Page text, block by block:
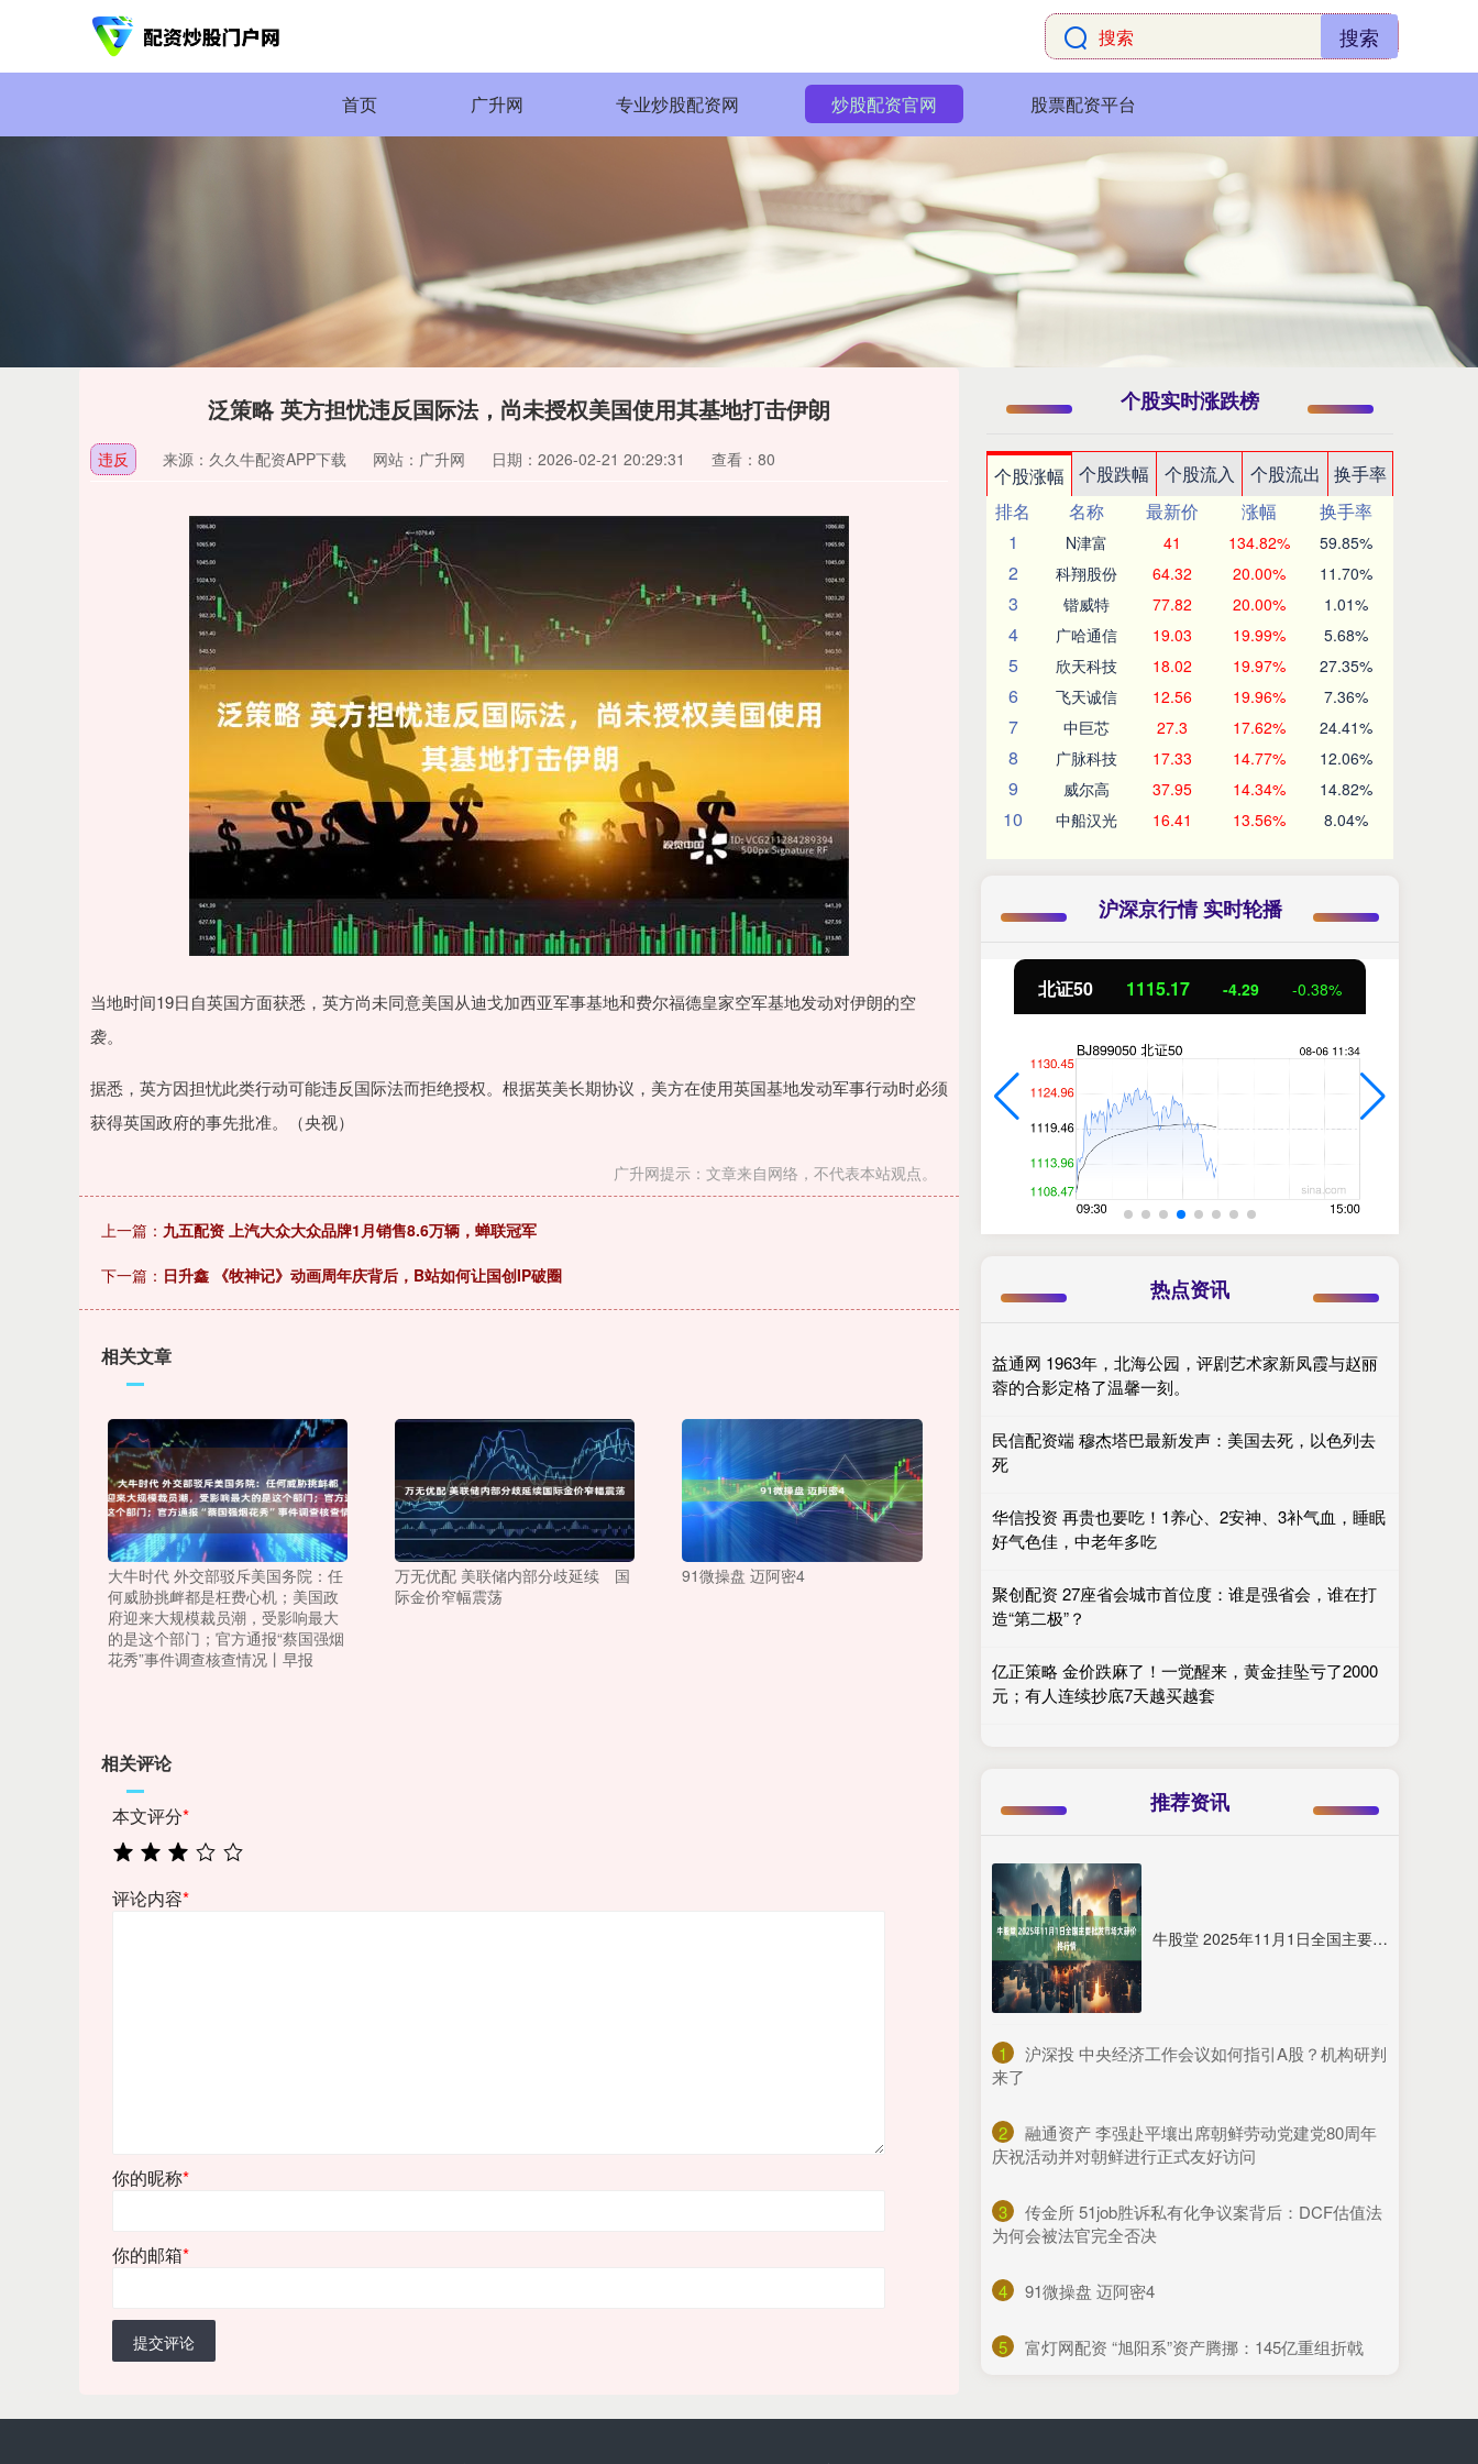
搜索
首页 广升网 专业炒股配资网 炒股配资官网 股票配资平台
泛策略 英方担忧违反国际法，尚未授权美国使用其基地打击伊朗
违反 来源：久久牛配资APP下载 网站：广升网 日期：2026-02-21 20:29:31 查看：80
当地时间19日自英国方面获悉，英方尚未同意美国从迪戈加西亚军事基地和费尔福德皇家空军基地发动对伊朗的空
袭。
据悉，英方因担忧此类行动可能违反国际法而拒绝授权。根据英美长期协议，美方在使用英国基地发动军事行动时必须
获得英国政府的事先批准。（央视）
广升网提示：文章来自网络，不代表本站观点。
上一篇： 九五配资 上汽大众大众品牌1月销售8.6万辆，蝉联冠军
下一篇： 日升鑫 《牧神记》动画周年庆背后，B站如何让国创IP破圈
相关文章
大牛时代 外交部驳斥美国务院：任
何威胁挑衅都是枉费心机；美国政
府迎来大规模裁员潮，受影响最大
的是这个部门；官方通报“蔡国强烟
花秀”事件调查核查情况丨早报
万无优配 美联储内部分歧延续 国
际金价窄幅震荡
91微操盘 迈阿密4
相关评论
本文评分*
评论内容*
你的昵称*
你的邮箱*
提交评论
个股实时涨跌榜
个股涨幅 个股跌幅 个股流入 个股流出
换手率
排名
名称 最新价 涨幅
换手率
1
N津富 41 134.82% 59.85%
2 科翔股份 64.32 20.00% 11.70%
3 锴威特 77.82 20.00% 1.01%
4 广哈通信 19.03 19.99% 5.68%
5 欣天科技 18.02 19.97% 27.35%
6 飞天诚信 12.56 19.96% 7.36%
7 中巨芯 27.3 17.62% 24.41%
8 广脉科技 17.33 14.77% 12.06%
9 威尔高 37.95 14.34% 14.82%
10 中船汉光 16.41 13.56% 8.04%
沪深京行情 实时轮播
深证成指 14070.78 -73.43 -0.52% 沪深300 4637.89 -20.27 -0.44% 北证50 1115.17 -4.29 -0.38%
热点资讯
益通网 1963年，北海公园，评剧艺术家新凤霞与赵丽
蓉的合影定格了温馨一刻。
民信配资端 穆杰塔巴最新发声：美国去死，以色列去
死
华信投资 再贵也要吃！1养心、2安神、3补气血，睡眠
好气色佳，中老年多吃
聚创配资 27座省会城市首位度：谁是强省会，谁在打
造“第二极”？
亿正策略 金价跌麻了！一觉醒来，黄金挂坠亏了2000
元；有人连续抄底7天越买越套
推荐资讯
牛股堂 2025年11月1日全国主要批发市场大蒜价格行情
1
​沪深投 中央经济工作会议如何指引A股？机构研判
来了
2
​融通资产 李强赴平壤出席朝鲜劳动党建党80周年
庆祝活动并对朝鲜进行正式友好访问
3
​传金所 51job胜诉私有化争议案背后：DCF估值法
为何会被法官完全否决
4 ​91微操盘 迈阿密4
5 ​富灯网配资 “旭阳系”资产腾挪：145亿重组折戟